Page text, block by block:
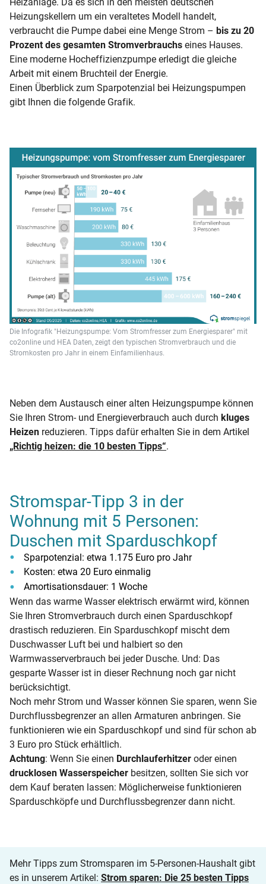
Heizungskellern um ein veraltetes Modell handelt,
verbraucht die Pumpe dabei eine Menge Strom – bis zu 20
Prozent des gesamten Stromverbrauchs eines Hauses.
Eine moderne Hocheffizienzpumpe erledigt die gleiche
Arbeit mit einem Bruchteil der Energie.
Einen Überblick zum Sparpotenzial bei Heizungspumpen
gibt Ihnen die folgende Grafik.
Die Infografik "Heizungspumpe: Vom Stromfresser zum Energiesparer" mit
co2online und HEA Daten, zeigt den typischen Stromverbrauch und die
Stromkosten pro Jahr in einem Einfamilienhaus.
Neben dem Austausch einer alten Heizungspumpe können
Sie Ihren Strom- und Energieverbrauch auch durch kluges
Heizen reduzieren. Tipps dafür erhalten Sie in dem Artikel
„Richtig heizen: die 10 besten Tipps“.
Stromspar-Tipp 3 in der
Wohnung mit 5 Personen:
Duschen mit Sparduschkopf
Sparpotenzial: etwa 1.175 Euro pro Jahr
Kosten: etwa 20 Euro einmalig
Amortisationsdauer: 1 Woche
Wenn das warme Wasser elektrisch erwärmt wird, können
Sie Ihren Stromverbrauch durch einen Sparduschkopf
drastisch reduzieren. Ein Sparduschkopf mischt dem
Duschwasser Luft bei und halbiert so den
Warmwasserverbrauch bei jeder Dusche. Und: Das
gesparte Wasser ist in dieser Rechnung noch gar nicht
berücksichtigt.
Noch mehr Strom und Wasser können Sie sparen, wenn Sie
Durchflussbegrenzer an allen Armaturen anbringen. Sie
funktionieren wie ein Sparduschkopf und sind für schon ab
3 Euro pro Stück erhältlich.
Achtung: Wenn Sie einen Durchlauferhitzer oder einen
drucklosen Wasserspeicher besitzen, sollten Sie sich vor
dem Kauf beraten lassen: Möglicherweise funktionieren
Sparduschköpfe und Durchflussbegrenzer dann nicht.
Mehr Tipps zum Stromsparen im 5-Personen-Haushalt gibt
es in unserem Artikel: Strom sparen: Die 25 besten Tipps